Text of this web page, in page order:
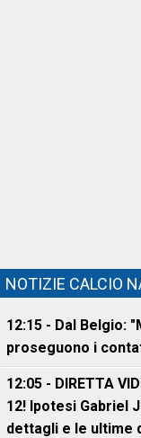
NOTIZIE CALCIO
12:15 - Dal Belgio:
proseguono i
12:05 - DIRETTA
12! Ipotesi Gabriel
dettagli e le ultime